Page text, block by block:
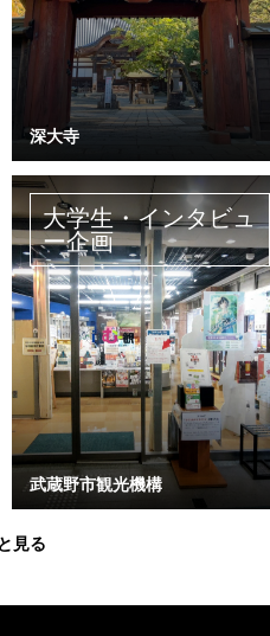
深大寺
大学生・インタビュ
ー企画
武蔵野市観光機構
見る